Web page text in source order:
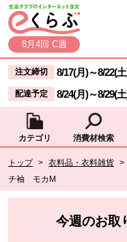
ページの先頭です。
本文へジャンプする。
8月4回 C週
ここからサイト内共通メニ
サイト内共通メニューをス
注文締切 8/17(月)～8/22(
配達予定 8/24(月)～8/29(
カテゴリ 消費材検索
トップ > 衣料品・衣料雑貨 >
チ袖 モカM
現在位置ここまで
今週のお取